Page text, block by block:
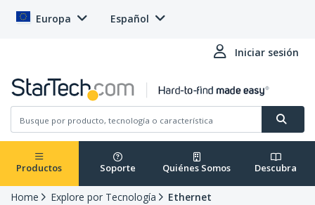
Europa Español
Iniciar sesión
Productos Soporte Quiénes Somos Descubra
Home Explore por Tecnología Ethernet